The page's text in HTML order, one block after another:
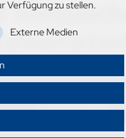
Verfügung zu stellen.
Externe Medien
Kurzfristige und
Liefertermine